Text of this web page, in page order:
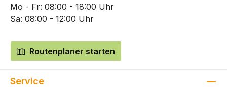
Mo - Fr: 08:00 - 18:00 Uhr
Sa: 08:00 - 12:00 Uhr
Routenplaner starten
Service